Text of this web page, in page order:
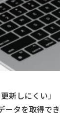
新しにくい」
ータを取得でき